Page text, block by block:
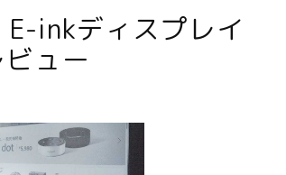
inkディスプレイ
ュー